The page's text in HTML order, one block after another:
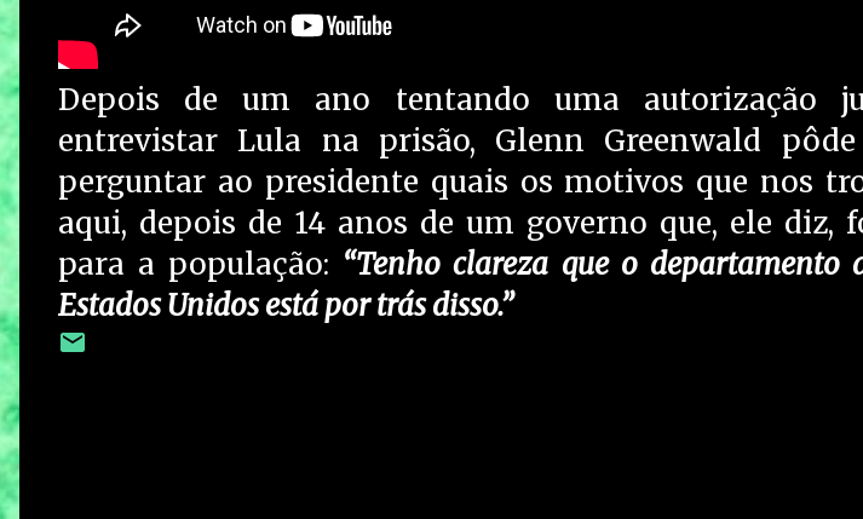
Depois de um ano tentando uma autorização
entrevistar Lula na prisão, Glenn Greenwald
perguntar ao presidente quais os motivos que nos
aqui, depois de 14 anos de um governo que, ele diz,
para a população: “Tenho clareza que o departamento
Estados Unidos está por trás disso.”